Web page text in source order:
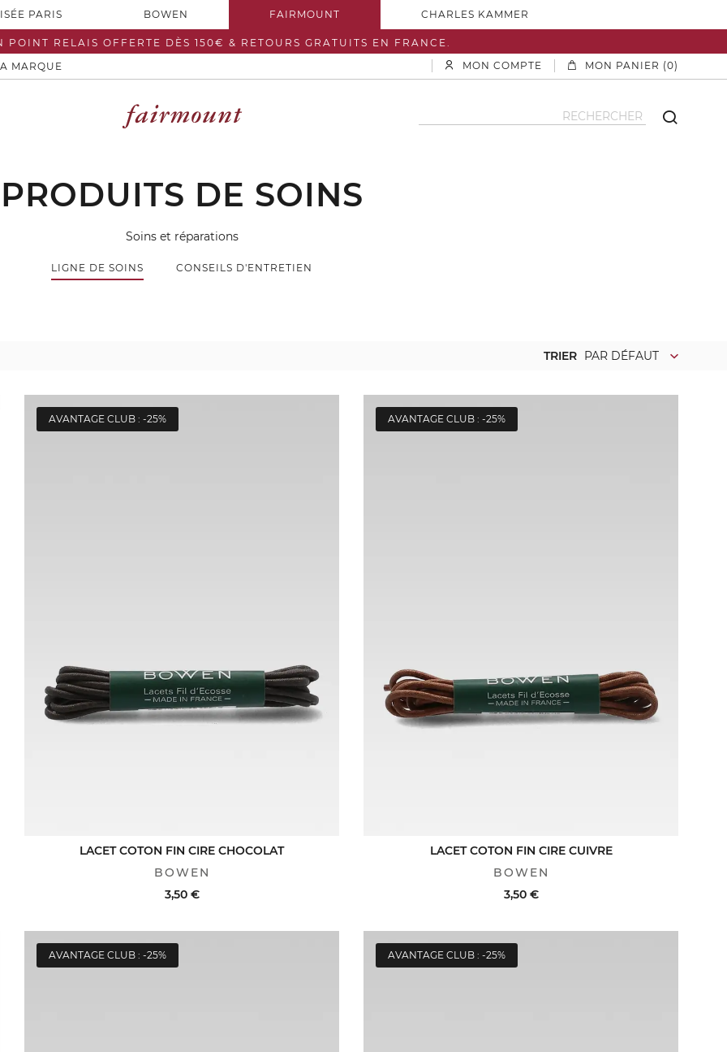
PARIS BOWEN FAIRMOUNT CHARLES KAMMER
POINT RELAIS OFFERTE DÈS 150€ & RETOURS GRATUITS EN FRANCE.
MARQUE MON COMPTE MON PANIER (0)
PRODUITS DE SOINS
Soins et réparations
LIGNE DE SOINS CONSEILS D'ENTRETIEN
TRIER PAR DÉFAUT
AVANTAGE CLUB : -25%
LACET COTON FIN CIRE CHOCOLAT
BOWEN
3,50 €
ACHAT RAPIDE
AVANTAGE CLUB : -25%
LACET COTON FIN CIRE CUIVRE
BOWEN
3,50 €
ACHAT RAPIDE
AVANTAGE CLUB : -25% AVANTAGE CLUB : -25%